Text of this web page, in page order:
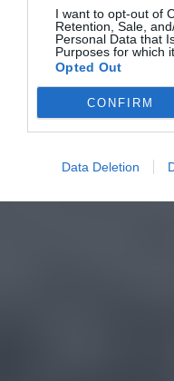
I want to opt-out of
Retention, Sale,
Personal Data that
Purposes for which
Opted Out
CONFIRM
Data Deletion